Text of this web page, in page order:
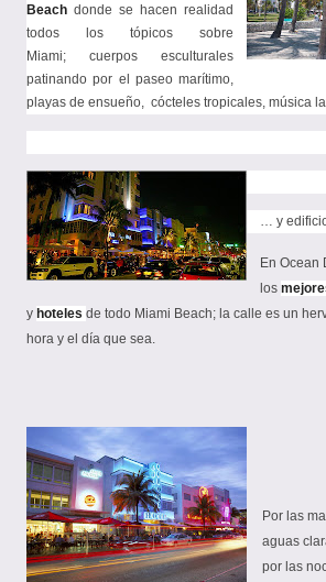
Beach donde se hacen realidad
todos los tópicos sobre
Miami; cuerpos esculturales
patinando por el paseo marítimo,
playas de ensueño, cócteles tropicales, música
… y
En Ocean
los
y hoteles de todo Miami Beach; la calle es un
hora y el día que sea.
Por las
aguas
por las